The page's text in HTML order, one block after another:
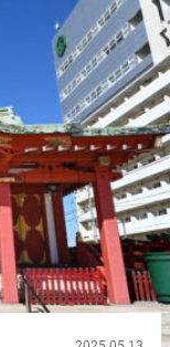
후, 두 번 손뼉을 칩
나게 하는 것이 포
립니다. 마지막으로,
라고 하며, 유시마텐
다. 사전 참배할 때
목합시다. 이것은 매
의 곳곳에도 매화
겠네요….